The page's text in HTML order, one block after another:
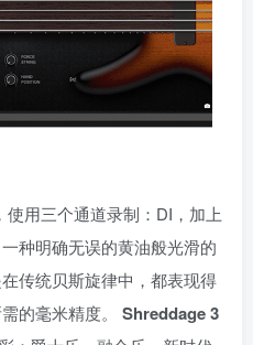
使用三个通道录制：DI，加上
种明确无误的黄油般光滑的
传统贝斯旋律中，都表现得
的毫米精度。 Shreddage 3